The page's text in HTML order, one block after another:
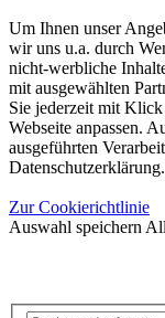
Um Ihnen unser
wir uns u.a. durch
nicht-werbliche
mit ausgewählten
Sie jederzeit mit
Webseite anpassen.
ausgeführten
Datenschutzerklärung.
Zur Cookierichtlinie
Auswahl speichern